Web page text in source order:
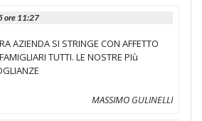
ore 11:27
AZIENDA SI STRINGE CON AFFETTO
TUTTI. LE NOSTRE PIù
MASSIMO GULINELLI